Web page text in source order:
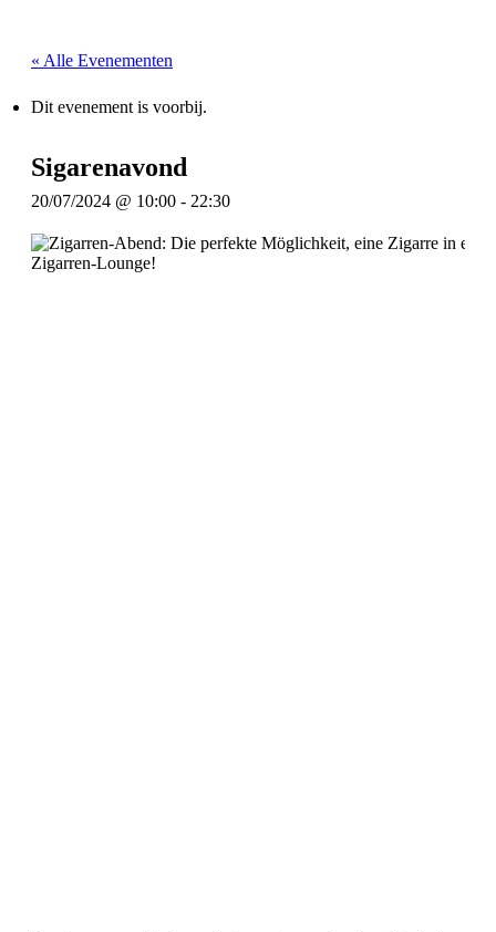
« Alle Evenementen
Dit evenement is voorbij.
Sigarenavond
20/07/2024 @ 10:00 - 22:30